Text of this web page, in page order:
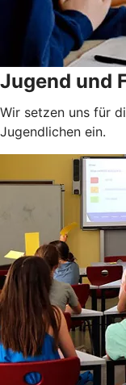
Jugend und
Wir setzen uns für
Jugendlichen ein.